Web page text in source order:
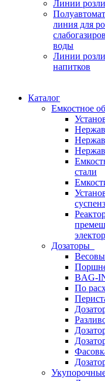
Линии
линия для
воды
Линии
напитков
Каталог
Емкостное
стали
Дозаторы
BAG-
По